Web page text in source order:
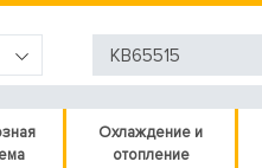
Охлаждение и
отопление